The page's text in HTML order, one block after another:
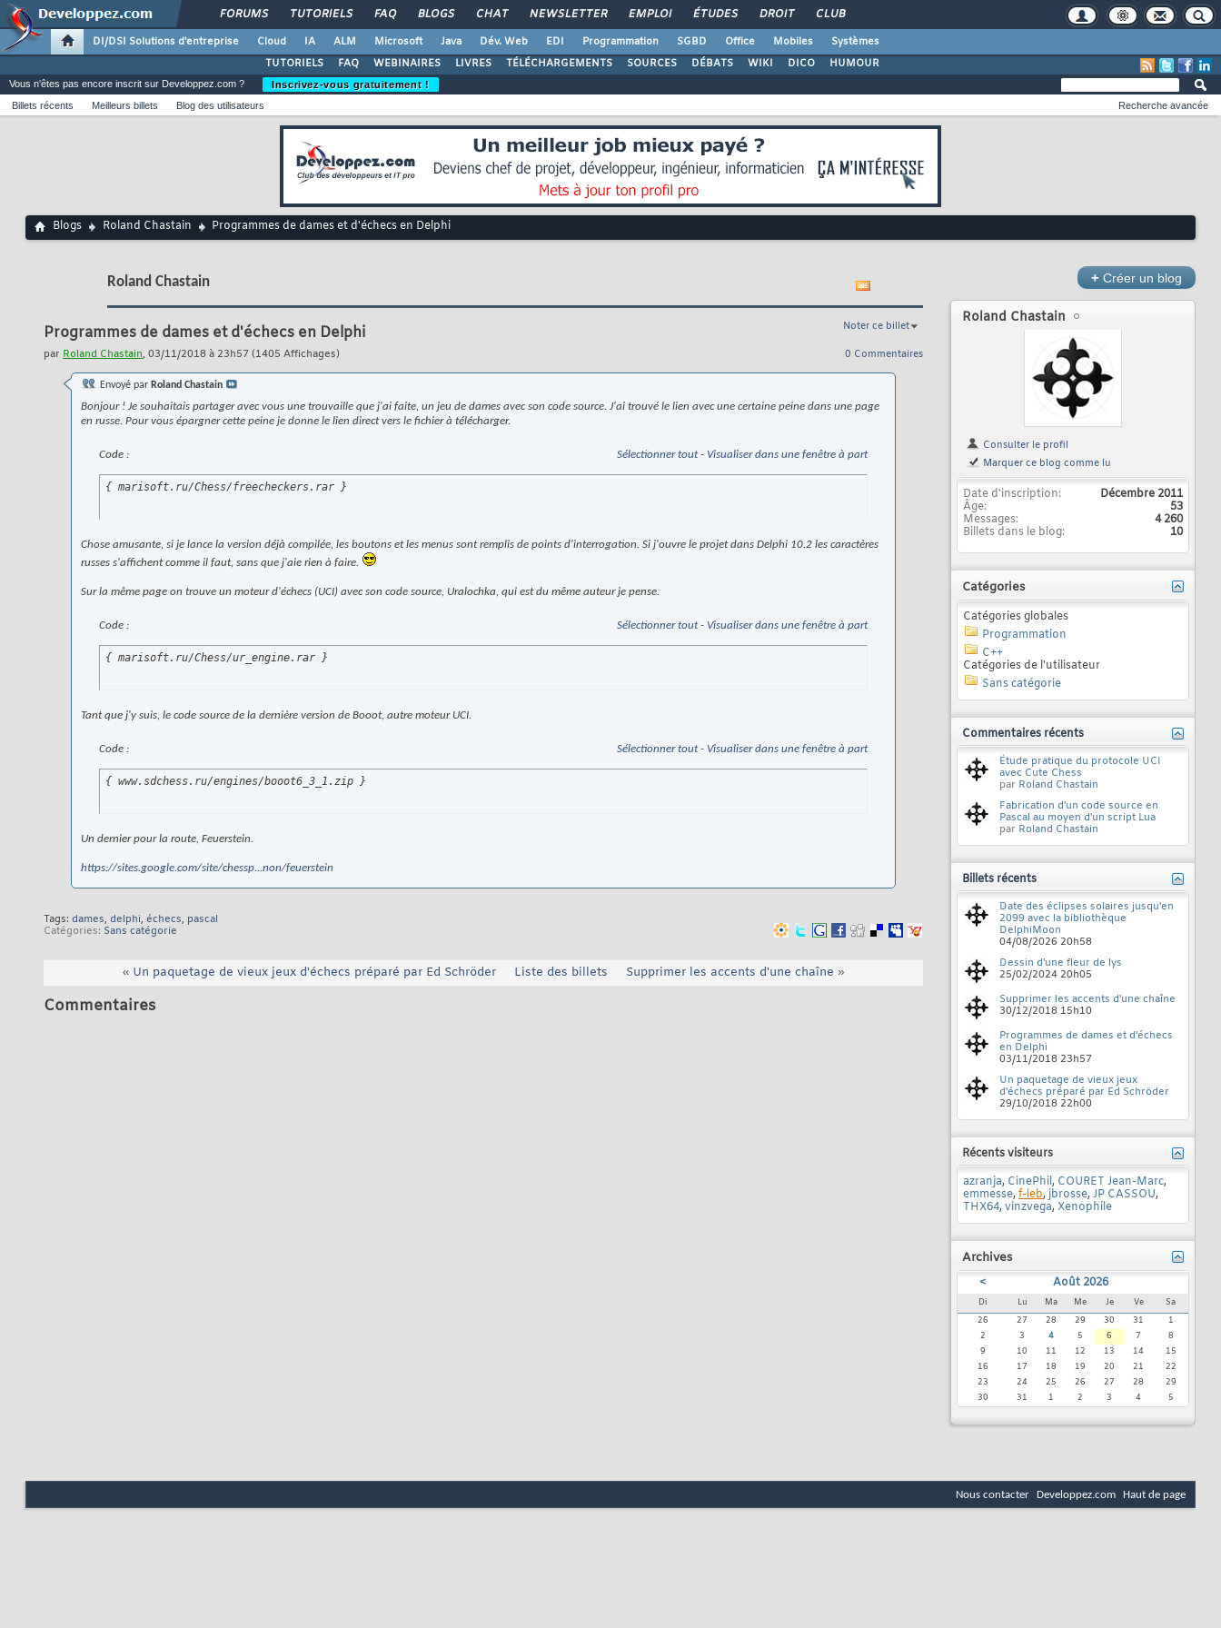
FORUMS TUTORIELS FAQ BLOGS CHAT NEWSLETTER EMPLOI ÉTUDES DROIT CLUB
DI/DSI Solutions d'entreprise Cloud IA ALM Microsoft Java Dév. Web EDI Programmation SGBD Office Mobiles
Systèmes
TUTORIELS
FAQ WEBINAIRES LIVRES TÉLÉCHARGEMENTS SOURCES DÉBATS WIKI DICO HUMOUR
Vous n'êtes pas encore inscrit sur Developpez.com ?
Inscrivez-vous gratuitement !
Billets récents
Meilleurs billets Blog des utilisateurs Recherche avancée
Blogs Roland Chastain Programmes de dames et d'échecs en Delphi
Roland Chastain
Programmes de dames et d'échecs en Delphi Noter ce billet
0 Commentaires
par Roland Chastain, 03/11/2018 à 23h57 (1405 Affichages)
Envoyé par Roland Chastain
Bonjour ! Je souhaitais partager avec vous une trouvaille que j'ai faite, un jeu de dames avec son code source. J'ai trouvé le lien avec une certaine peine dans une page
en russe. Pour vous épargner cette peine je donne le lien direct vers le fichier à télécharger.
Code : Sélectionner tout- Visualiser dans une fenêtre à part
{ marisoft.ru/Chess/freecheckers.rar }
Chose amusante, si je lance la version déjà compilée, les boutons et les menus sont remplis de points d'interrogation. Si j'ouvre le projet dans Delphi 10.2 les caractères
russes s'affichent comme il faut, sans que j'aie rien à faire.
Sur la même page on trouve un moteur d'échecs (UCI) avec son code source, Uralochka, qui est du même auteur je pense.
Code : Sélectionner tout- Visualiser dans une fenêtre à part
{ marisoft.ru/Chess/ur_engine.rar }
Tant que j'y suis, le code source de la dernière version de Booot, autre moteur UCI.
Code : Sélectionner tout- Visualiser dans une fenêtre à part
{ www.sdchess.ru/engines/booot6_3_1.zip }
Un dernier pour la route, Feuerstein.
https://sites.google.com/site/chessp...non/feuerstein
Tags: dames, delphi, échecs, pascal
Catégories Sans catégorie
« Un paquetage de vieux jeux d'échecs préparé par Ed Schröder Liste des billets Supprimer les accents d'une chaîne »
Commentaires
+ Créer un blog
Roland Chastain
Consulter le profil
Marquer ce blog comme lu
Date d'inscription
Décembre 2011
Âge
53
Messages
4 260
Billets dans le blog
10
Catégories
Catégories globales
Programmation
C++
Catégories de l'utilisateur
Sans catégorie
Commentaires récents
Étude pratique du protocole UCI
avec Cute Chess
par Roland Chastain
Fabrication d'un code source en
Pascal au moyen d'un script Lua
par Roland Chastain
Billets récents
Date des éclipses solaires jusqu'en
2099 avec la bibliothèque
DelphiMoon
04/08/2026 20h58
Dessin d'une fleur de lys
25/02/2024 20h05
Supprimer les accents d'une chaîne
30/12/2018 15h10
Programmes de dames et d'échecs
en Delphi
03/11/2018 23h57
Un paquetage de vieux jeux
d'échecs préparé par Ed Schröder
29/10/2018 22h00
Récents visiteurs
azranja, CinePhil, COURET Jean-Marc,
emmesse, f-leb, jbrosse, JP CASSOU,
THX64, vinzvega, Xenophile
Archives
< Août 2026
Di Lu Ma Me Je Ve
Sa
26
27 28 29 30 31
1
2
3 4 5 6 7
8
9
10 11 12 13 14
15
16
17 18 19 20 21
22
23
24 25 26 27 28
29
30
31 1 2 3 4 5
Nous contacter Developpez.com Haut de page